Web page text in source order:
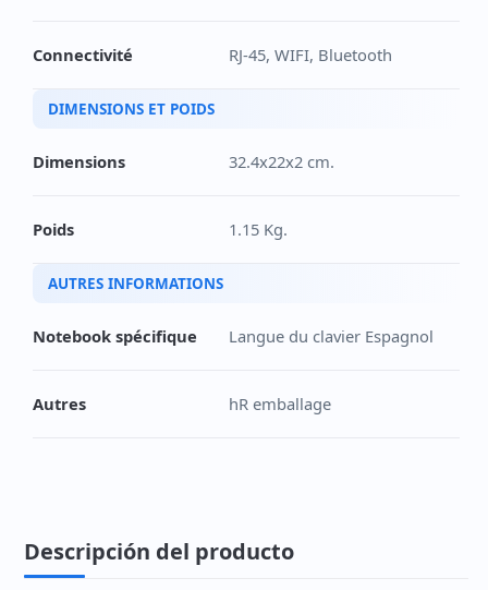
Connectivité RJ-45, WIFI, Bluetooth
DIMENSIONS ET POIDS
Dimensions 32.4x22x2 cm.
Poids 1.15 Kg.
AUTRES INFORMATIONS
Notebook spécifique Langue du clavier Espagnol
Autres hR emballage
Descripción del producto